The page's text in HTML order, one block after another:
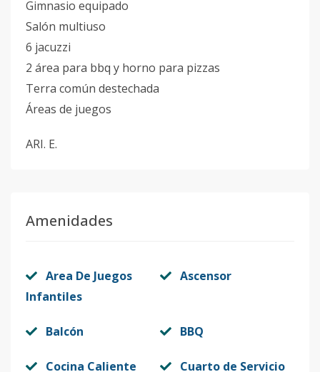
Gimnasio equipado
Salón multiuso
6 jacuzzi
2 área para bbq y horno para pizzas
Terra común destechada
Áreas de juegos
ARI. E.
Amenidades
Area De Juegos
Infantiles
Ascensor
Balcón BBQ
Cocina Caliente Cuarto de Servicio